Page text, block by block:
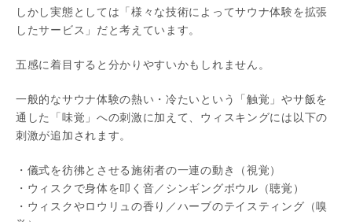
しかし実態としては「様々な技術によってサウナ体験を拡張
したサービス」だと考えています。
五感に着目すると分かりやすいかもしれません。
一般的なサウナ体験の熱い・冷たいという「触覚」やサ飯を
通した「味覚」への刺激に加えて、ウィスキングには以下の
刺激が追加されます。
・儀式を彷彿とさせる施術者の一連の動き（視覚）
・ウィスクで身体を叩く音／シンギングボウル（聴覚）
・ウィスクやロウリュの香り／ハーブのテイスティング（嗅